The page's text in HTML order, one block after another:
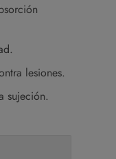
lesiones.
sujeción.